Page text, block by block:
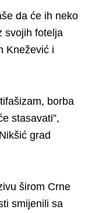
da će ih neko
svojih fotelja
Knežević i
borba
stasavati”,
grad
širom Crne
smijenili sa